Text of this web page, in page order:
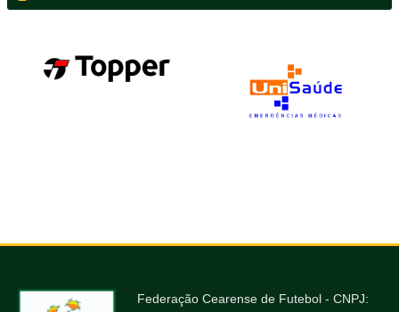
Federação Cearense de Futebol - CNPJ: